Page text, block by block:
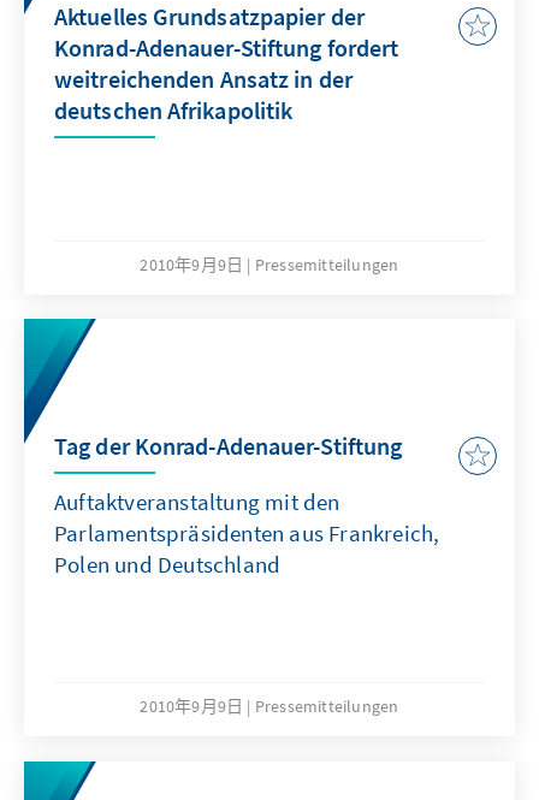
Aktuelles Grundsatzpapier der
Konrad-Adenauer-Stiftung fordert
weitreichenden Ansatz in der
deutschen Afrikapolitik
2010年9月9日 Pressemitteilungen
Tag der Konrad-Adenauer-Stiftung
Auftaktveranstaltung mit den
Parlamentspräsidenten aus Frankreich,
Polen und Deutschland
2010年9月9日 Pressemitteilungen